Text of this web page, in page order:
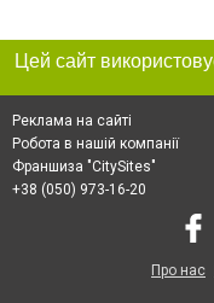
Реклама на сайті
Робота в нашій компанії
Франшиза "CitySites"
+38 (050) 973-16-20
Про нас